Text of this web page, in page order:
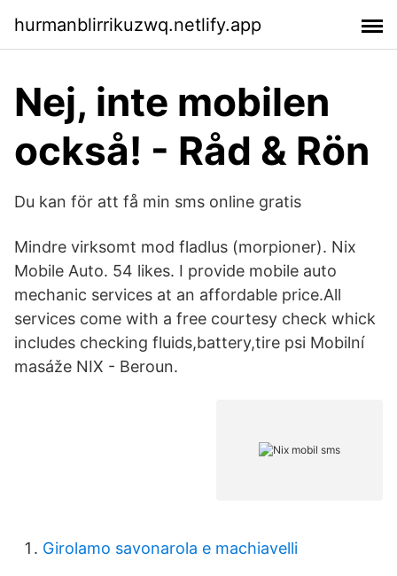
hurmanblirrikuzwq.netlify.app
Nej, inte mobilen
också! - Råd & Rön
Du kan för att få min sms online gratis
Mindre virksomt mod fladlus (morpioner). Nix
Mobile Auto. 54 likes. I provide mobile auto
mechanic services at an affordable price.All
services come with a free courtesy check whick
includes checking fluids,battery,tire psi Mobilní
masáže NIX - Beroun.
Girolamo savonarola e machiavelli